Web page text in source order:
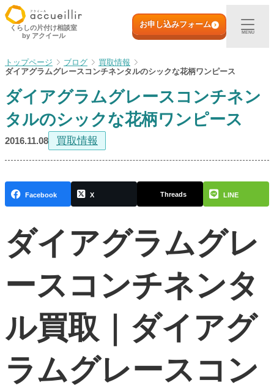
内
容
キ
プ
初めての方へ
出張買取
宅配買取
取扱アイテム
店舗一覧
よくある質問
お問い合わせ
0120-29-5302
受付時間9:00〜18:00（年中無休※年末年始は除く）
お申し込みフォーム
くらしの片付け相談室
by アクイール
お申し込みフォーム
MENU
ブログ
買取情報
ダイアグラムグレースコンチネンタルのシックな花柄ワンピース
ダイアグラムグレースコンチネン
タルのシックな花柄ワンピース
2016.11.08 買取情報
Facebook X Threads LINE
ダイアグラムグレ
ースコンチネンタ
ル買取｜ダイアグ
ラムグレースコン